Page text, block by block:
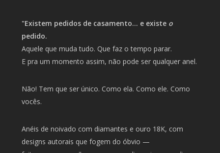
"Existem pedidos de casamento… e existe o
pedido.
Aquele que muda tudo. Que faz o tempo parar.
E pra um momento assim, não pode ser qualquer anel.
Não! Tem que ser único. Como ela. Como ele. Como
vocês.
Anéis de noivado com diamantes e ouro 18K, com
designs autorais que fogem do óbvio —